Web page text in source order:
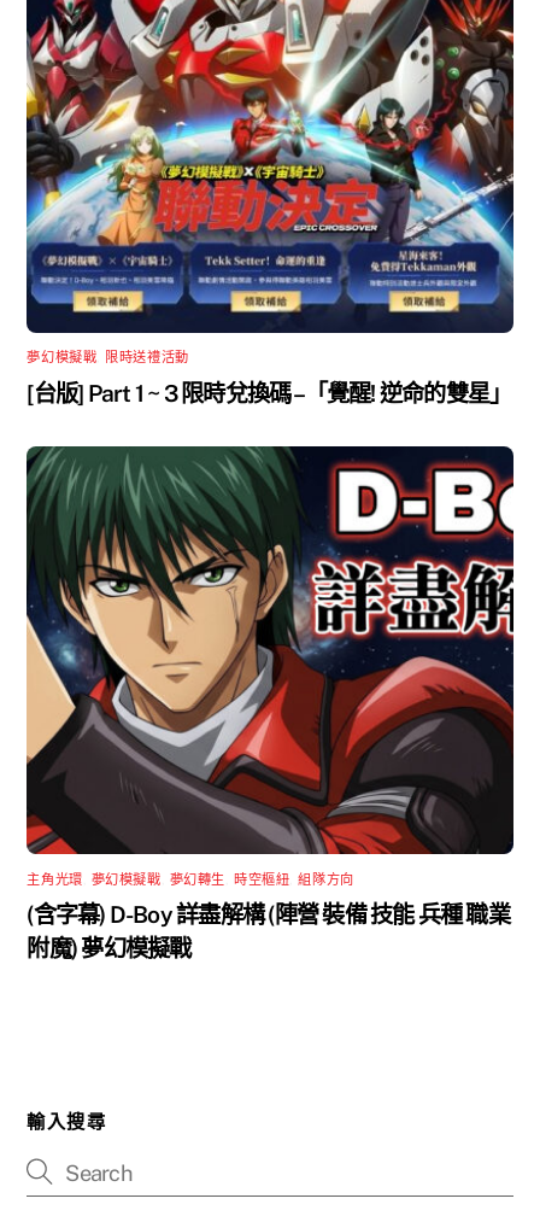
夢幻模擬戰 限時送禮活動
[台版] Part 1 ~ 3 限時兌換碼 –「覺醒! 逆命的雙星」
主角光環 夢幻模擬戰 夢幻轉生 ,時空樞紐 ,組隊方向
(含字幕) D-Boy 詳盡解構 (陣營 裝備 技能 兵種 職業
附魔) 夢幻模擬戰
輸入搜尋